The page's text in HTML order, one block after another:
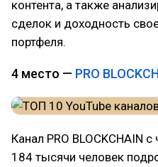
контента, а также
сделок и доходность
портфеля.
4 место — PRO
Канал PRO BLOCKCHAIN
184 тысячи человек